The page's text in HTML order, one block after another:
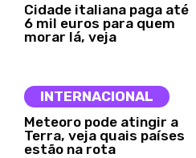
Cidade italiana paga até
6 mil euros para quem
morar lá, veja
INTERNACIONAL
Meteoro pode atingir a
Terra, veja quais países
estão na rota